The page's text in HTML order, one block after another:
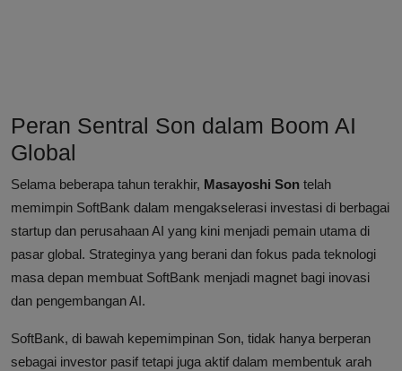
Peran Sentral Son dalam Boom AI
Global
Selama beberapa tahun terakhir, Masayoshi Son telah
memimpin SoftBank dalam mengakselerasi investasi di berbagai
startup dan perusahaan AI yang kini menjadi pemain utama di
pasar global. Strateginya yang berani dan fokus pada teknologi
masa depan membuat SoftBank menjadi magnet bagi inovasi
dan pengembangan AI.
SoftBank, di bawah kepemimpinan Son, tidak hanya berperan
sebagai investor pasif tetapi juga aktif dalam membentuk arah